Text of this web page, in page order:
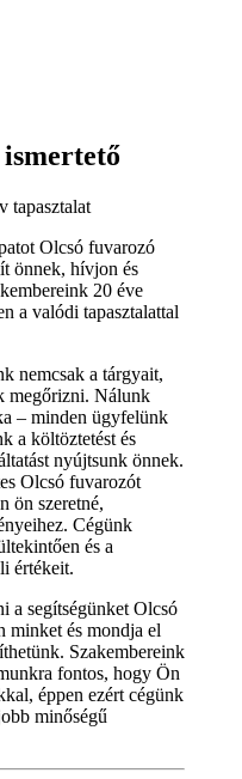
tapasztalat
Olcsó fuvarozó
önnek, hívjon és
20 éve
a valódi tapasztalattal
nemcsak a tárgyait,
megőrizni. Nálunk
– minden ügyfelünk
a költöztetést és
nyújtsunk önnek.
Olcsó fuvarozót
ön szeretné,
Cégünk
és a
értékeit.
a segítségünket Olcsó
minket és mondja el
Szakembereink
fontos, hogy Ön
éppen ezért cégünk
minőségű